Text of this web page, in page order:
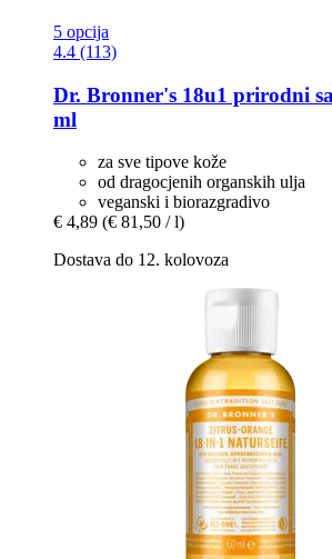
5 opcija
4.4 (113)
Dr. Bronner's 18u1 prirodni
ml
za sve tipove kože
od dragocjenih organskih ulja
veganski i biorazgradivo
€ 4,89 (€ 81,50 / l)
Dostava do 12. kolovoza